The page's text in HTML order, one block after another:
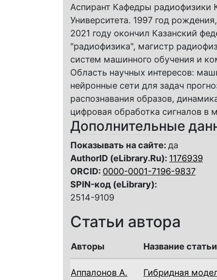
Аспирант Кафедры радиофизики
Университета. 1997 год
2021 году окончил Казанский
"радиофизика", магистр
систем машинного обучения и
Область научных интересов:
нейронные сети для задач
распознавания образов,
цифровая обработка сигналов в
Дополнительные
Показывать на сайте: да
AuthorID (eLibrary.Ru): 1176939
ORCID: 0000-0001-7196-9837
SPIN-код (eLibrary):
2514-9109
Статьи автора
Авторы Название статьи
Аппалонов А.
Гибридная